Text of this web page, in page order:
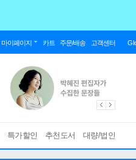
마이페이지 카트 주문/배송 고객센터
특가할인 추천도서 대량/법인